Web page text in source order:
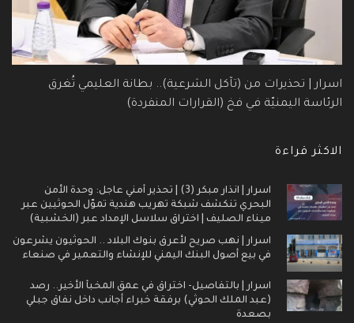
اسرار | تحذيرات من (تآكل الشرعية).. بطانة العليمي تُغرق
الرئاسة اليمنيّة في فخ (القرارات المنفردة)
الاكثر قراءة
اسرار | انذار مبكر (3) | تحذير أمني عاجل: وحدة الأمن
البحري تنكشف شبكة تهريب هندية تموّل الحوثيين عبر
ميناء الصليف | اختراق سلاسل الإمداد عبر (الخشبية)
اسرار | نهب صريح لأعرق بنوك البلاد .. الحوثيون يشرعون
في بيع أصول البنك اليمني للإنشاء والتعمير في صنعاء
اسرار | بالتفاصيل- اختراق في عمق المخبأ الأخير.. رصد
(عبد الملك الحوثي) برفقة خبراء أجانب داخل نفاق جبلي
بصعدة